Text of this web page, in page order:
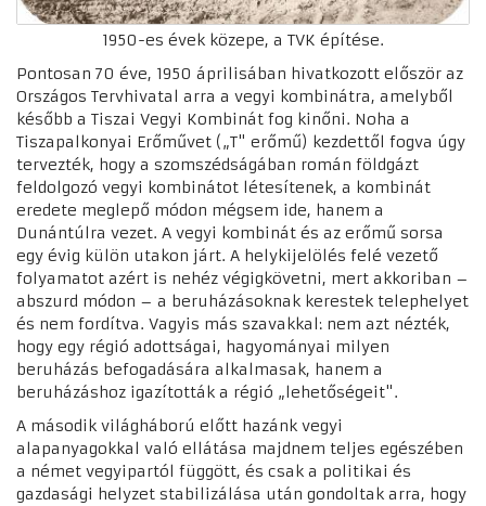
1950-es évek közepe, a TVK építése.
Pontosan 70 éve, 1950 áprilisában hivatkozott először az
Országos Tervhivatal arra a vegyi kombinátra, amelyből
később a Tiszai Vegyi Kombinát fog kinőni. Noha a
Tiszapalkonyai Erőművet („T" erőmű) kezdettől fogva úgy
tervezték, hogy a szomszédságában román földgázt
feldolgozó vegyi kombinátot létesítenek, a kombinát
eredete meglepő módon mégsem ide, hanem a
Dunántúlra vezet. A vegyi kombinát és az erőmű sorsa
egy évig külön utakon járt. A helykijelölés felé vezető
folyamatot azért is nehéz végigkövetni, mert akkoriban –
abszurd módon – a beruházásoknak kerestek telephelyet
és nem fordítva. Vagyis más szavakkal: nem azt nézték,
hogy egy régió adottságai, hagyományai milyen
beruházás befogadására alkalmasak, hanem a
beruházáshoz igazították a régió „lehetőségeit".
A második világháború előtt hazánk vegyi
alapanyagokkal való ellátása majdnem teljes egészében
a német vegyipartól függött, és csak a politikai és
gazdasági helyzet stabilizálása után gondoltak arra, hogy